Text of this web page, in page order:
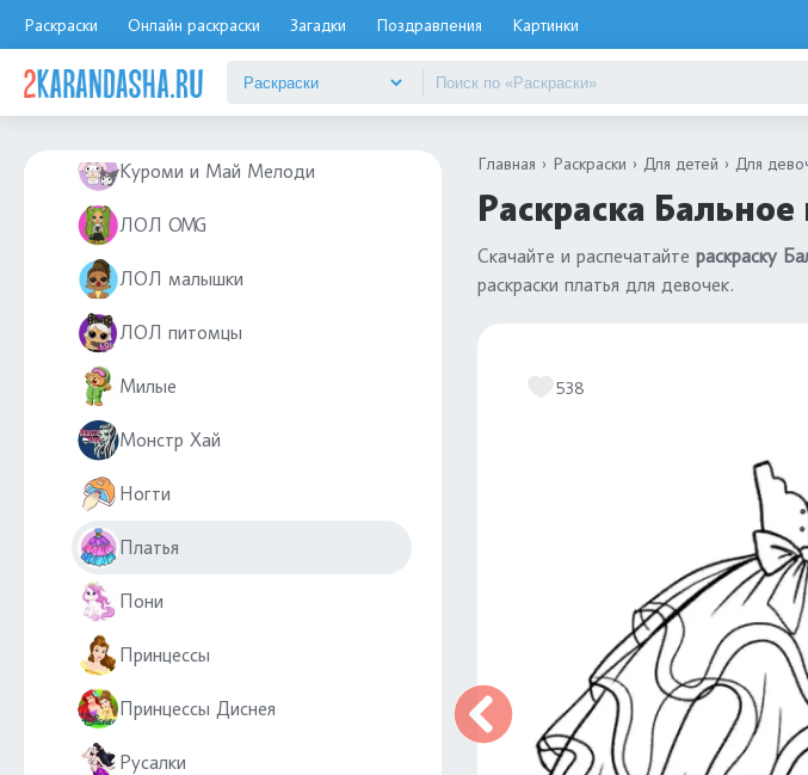
Раскраски Онлайн раскраски Загадки Поздравления Картинки
Куклы
Куроми и Май Мелоди
ЛОЛ OMG
ЛОЛ малышки
ЛОЛ питомцы
Милые
Монстр Хай
Ногти
Платья
Пони
Принцессы
Принцессы Диснея
Русалки
Главная Раскраски Для детей Для
Раскраска
Скачайте и распечатайте раскраску
раскраски платья для девочек.
538